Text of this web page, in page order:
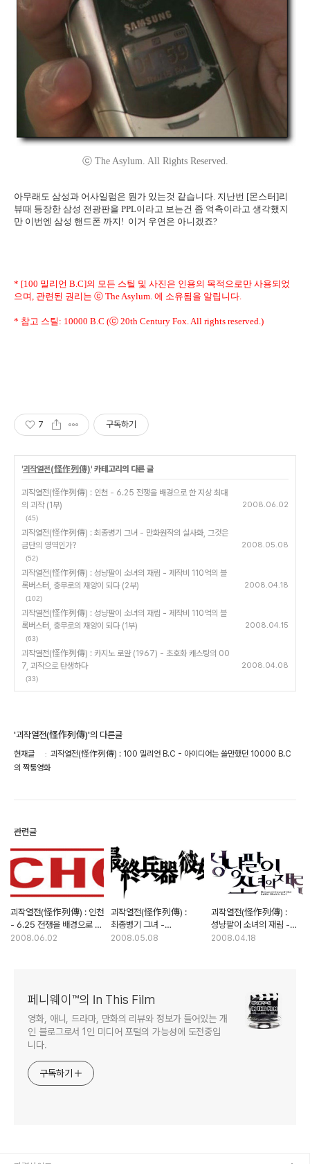
ⓒ The Asylum. All Rights Reserved.
아무래도 삼성과 어사일럼은 뭔가 있는것 같습니다. 지난번 [몬스터]리
뷰때 등장한 삼성 전광판을 PPL이라고 보는건 좀 억측이라고 생각했지
만 이번엔 삼성 핸드폰 까지! 이거 우연은 아니겠죠?
* [100 밀리언 B.C]의 모든 스틸 및 사진은 인용의 목적으로만 사용되었
으며, 관련된 권리는 ⓒ The Asylum. 에 소유됨을 알립니다.
* 참고 스틸: 10000 B.C (ⓒ 20th Century Fox. All rights reserved.)
7 구독하기
'괴작열전(怪作列傳)' 카테고리의 다른 글
괴작열전(怪作列傳) : 인천 - 6.25 전쟁을 배경으로 한 지상 최대
의 괴작 (1부)
(45)
2008.06.02
괴작열전(怪作列傳) : 최종병기 그녀 - 만화원작의 실사화, 그것은
금단의 영역인가?
(52)
2008.05.08
괴작열전(怪作列傳) : 성냥팔이 소녀의 재림 - 제작비 110억의 블
록버스터, 충무로의 재앙이 되다 (2부)
(102)
2008.04.18
괴작열전(怪作列傳) : 성냥팔이 소녀의 재림 - 제작비 110억의 블
록버스터, 충무로의 재앙이 되다 (1부)
(63)
2008.04.15
괴작열전(怪作列傳) : 카지노 로얄 (1967) - 초호화 캐스팅의 00
7, 괴작으로 탄생하다
(33)
2008.04.08
'괴작열전(怪作列傳)'의 다른글
현재글
괴작열전(怪作列傳) : 100 밀리언 B.C - 아이디어는 쓸만했던 10000 B.C
의 짝퉁영화
관련글
괴작열전(怪作列傳) : 인천
- 6.25 전쟁을 배경으로 한
지상 최대의 괴작 (1부)
2008.06.02
괴작열전(怪作列傳) :
최종병기 그녀 -
만화원작의 실사화, 그것은
2008.05.08
괴작열전(怪作列傳) :
성냥팔이 소녀의 재림 -
제작비 110억의
2008.04.18
페니웨이™의 In This Film
영화, 애니, 드라마, 만화의 리뷰와 정보가 들어있는 개
인 블로그로서 1인 미디어 포털의 가능성에 도전중입
니다.
구독하기